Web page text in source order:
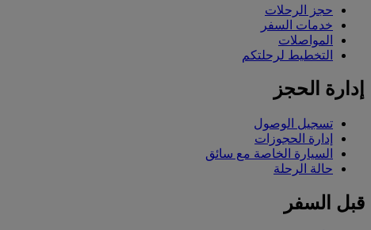
حجز الرحلات
خدمات السفر
المواصلات
التخطيط لرحلتكم
إدارة الحجز
تسجيل الوصول
إدارة الحجوزات
السيارة الخاصة مع سائق
حالة الرحلة
قبل السفر